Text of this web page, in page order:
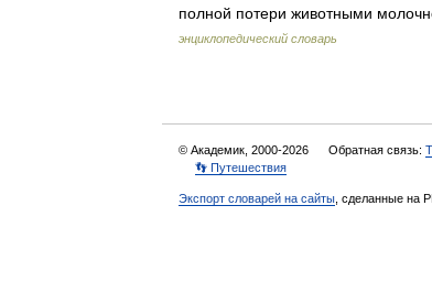
полной потери животными
энциклопедический словарь
© Академик, 2000-2026 Обратная связь:
👣 Путешествия
Экспорт словарей на сайты , сделанные на